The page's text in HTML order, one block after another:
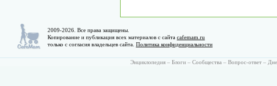
2009-2026. Все права защищены.
Копирование и публикация всех материалов с сайта cafemam.ru
только с согласия владельцев сайта. Политика конфиденциальности
Энциклопедия – Блоги – Сообщества – Вопрос-ответ –